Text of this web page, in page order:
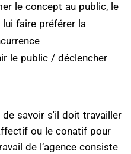
le concept au public, le
faire préférer la
le public / déclencher
de savoir s'il doit travailler
ou le conatif pour
de l’agence consiste